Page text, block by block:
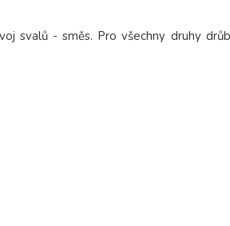
svalů - směs. Pro všechny druhy